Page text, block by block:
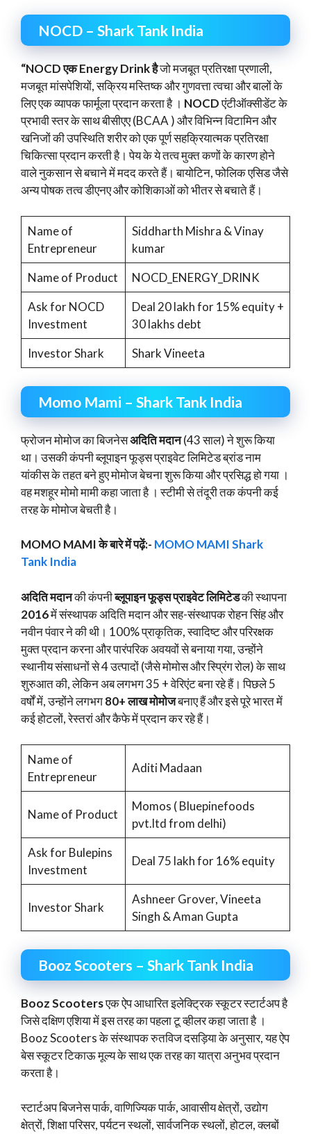
NOCD – Shark Tank India
“NOCD एक Energy Drink हैजो मजबूत प्रतिरक्षा प्रणाली,
मजबूत मांसपेशियों, सक्रिय मस्तिष्क और गुणवत्ता त्वचा और बालों के
लिए एक व्यापक फार्मूला प्रदान करता है । NOCDएंटीऑक्सीडेंट के
प्रभावी स्तर के साथ बीसीएए (BCAA ) और विभिन्न विटामिन और
खनिजों की उपस्थिति शरीर को एक पूर्ण सहक्रियात्मक प्रतिरक्षा
चिकित्सा प्रदान करती है। पेय के ये तत्व मुक्त कणों के कारण होने
वाले नुकसान से बचाने में मदद करते हैं। बायोटिन, फोलिक एसिड जैसे
अन्य पोषक तत्व डीएनए और कोशिकाओं को भीतर से बचाते हैं।
Name of
Entrepreneur
Siddharth Mishra & Vinay
kumar
Name of Product
NOCD_ENERGY_DRINK
Ask for NOCD
Investment
Deal 20 lakh for 15% equity +
30 lakhs debt
Investor Shark
Shark Vineeta
Momo Mami – Shark Tank India
फ्रोजन मोमोज का बिजनेसअदिति मदान(43 साल) ने शुरू किया
था। उसकी कंपनी ब्लूपाइन फूड्स प्राइवेट लिमिटेड ब्रांड नाम
यांकीस के तहत बने हुए मोमोज बेचना शुरू किया और प्रसिद्ध हो गया ।
वह मशहूर मोमो मामी कहा जाता है । स्टीमी से तंदूरी तक कंपनी कई
तरह के मोमोज बेचती है।
MOMO MAMI के बारे में पढ़ें:- MOMO MAMI Shark
Tank India
अदिति मदानकी कंपनीब्लूपाइन फूड्स प्राइवेट लिमिटेडकी स्थापना
2016में संस्थापक अदिति मदान और सह-संस्थापक रोहन सिंह और
नवीन पंवार ने की थी। 100% प्राकृतिक, स्वादिष्ट और परिरक्षक
मुक्त प्रदान करना और पारंपरिक अवयवों से बनाया गया, उन्होंने
स्थानीय संसाधनों से 4 उत्पादों (जैसे मोमोस और स्प्रिंग रोल) के साथ
शुरुआत की, लेकिन अब लगभग 35 + वेरिएंट बना रहे हैं। पिछले 5
वर्षों में, उन्होंने लगभग80+ लाख मोमोजबनाए हैं और इसे पूरे भारत में
कई होटलों, रेस्तरां और कैफे में प्रदान कर रहे हैं।
Name of
Entrepreneur
Aditi Madaan
Name of Product
Momos ( Bluepinefoods
pvt.ltd from delhi)
Ask for Bulepins
Investment
Deal 75 lakh for 16% equity
Investor Shark
Ashneer Grover, Vineeta
Singh & Aman Gupta
Booz Scooters – Shark Tank India
Booz Scootersएक ऐप आधारित इलेक्ट्रिक स्कूटर स्टार्टअप है
जिसे दक्षिण एशिया में इस तरह का पहला टू व्हीलर कहा जाता है ।
Booz Scooters के संस्थापक रुतविज दसड़िया के अनुसार, यह ऐप
बेस स्कूटर टिकाऊ मूल्य के साथ एक तरह का यात्रा अनुभव प्रदान
करता है।
स्टार्टअप बिजनेस पार्क, वाणिज्यिक पार्क, आवासीय क्षेत्रों, उद्योग
क्षेत्रों, शिक्षा परिसर, पर्यटन स्थलों, सार्वजनिक स्थलों, होटल, क्लबों